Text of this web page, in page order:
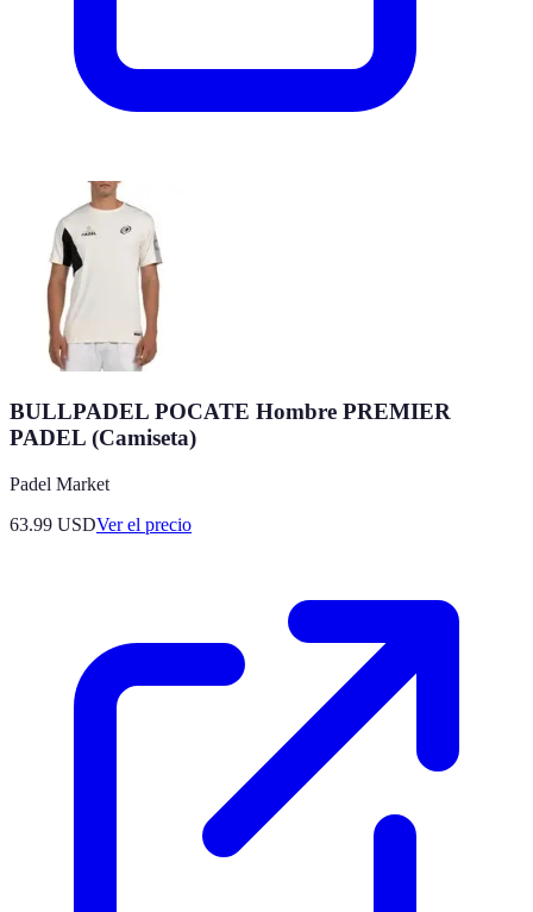
BULLPADEL POCATE Hombre PREMIER
PADEL (Camiseta)
Padel Market
63.99 USDVer el precio